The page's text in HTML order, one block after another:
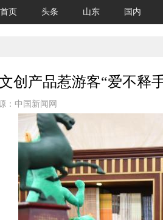
首页 头条 山东 国内
创产品惹游客“爱不释
： 中国新闻网